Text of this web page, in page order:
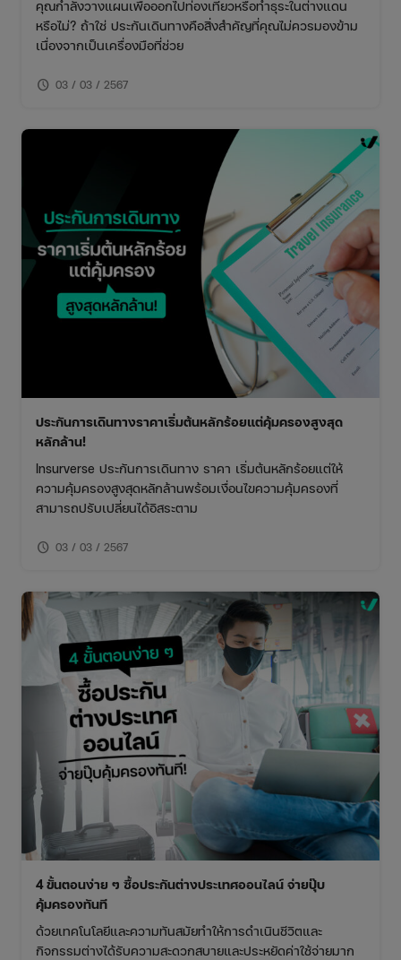
คุณกำลังวางแผนเพื่อออกไปท่องเที่ยวหรือทำธุระในต่างแดน
หรือไม่? ถ้าใช่ ประกันเดินทางคือสิ่งสำคัญที่คุณไม่ควรมองข้าม
เนื่องจากเป็นเครื่องมือที่ช่วย
schedule 03 / 03 / 2567
ประกันการเดินทางราคาเริ่มต้นหลักร้อยแต่คุ้มครองสูงสุด
หลักล้าน!
Insurverse ประกันการเดินทาง ราคา เริ่มต้นหลักร้อยแต่ให้
ความคุ้มครองสูงสุดหลักล้านพร้อมเงื่อนไขความคุ้มครองที่
สามารถปรับเปลี่ยนได้อิสระตาม
schedule 03 / 03 / 2567
4 ขั้นตอนง่าย ๆ ซื้อประกันต่างประเทศออนไลน์ จ่ายปุ๊บ
คุ้มครองทันที
ด้วยเทคโนโลยีและความทันสมัยทำให้การดำเนินชีวิตและ
กิจกรรมต่างได้รับความสะดวกสบายและประหยัดค่าใช้จ่ายมาก